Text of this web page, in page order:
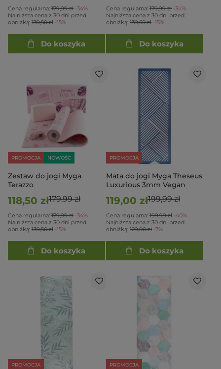
Cena regularna: 179,99 zł -34%
Najniższa cena z 30 dni przed
obniżką: 139,50 zł -15%
Do koszyka
Cena regularna: 179,99 zł -34%
Najniższa cena z 30 dni przed
obniżką: 139,50 zł -15%
Do koszyka
PROMOCJA NOWOŚĆ
Zestaw do jogi Myga
Terazzo
118,50 zł179,99 zł
Cena regularna: 179,99 zł -34%
Najniższa cena z 30 dni przed
obniżką: 139,50 zł -15%
Do koszyka
PROMOCJA
Mata do jogi Myga Theseus
Luxurious 3mm Vegan
119,00 zł199,99 zł
Cena regularna: 199,99 zł -40%
Najniższa cena z 30 dni przed
obniżką: 129,00 zł -7%
Do koszyka
PROMOCJA PROMOCJA